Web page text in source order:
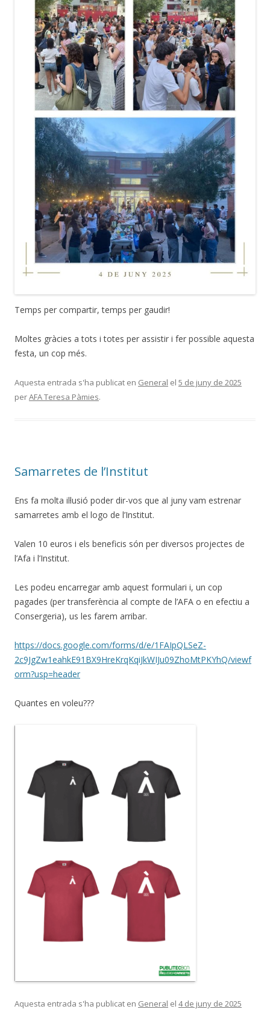
Temps per compartir, temps per gaudir!
Moltes gràcies a tots i totes per assistir i fer possible aquesta
festa, un cop més.
Aquesta entrada s'ha publicat en General el 5 de juny de 2025
perAFA Teresa Pàmies.
Samarretes de l’Institut
Ens fa molta il·lusió poder dir-vos que al juny vam estrenar
samarretes amb el logo de l’Institut.
Valen 10 euros i els beneficis són per diversos projectes de
l’Afa i l’Institut.
Les podeu encarregar amb aquest formulari i, un cop
pagades (per transferència al compte de l’AFA o en efectiu a
Consergeria), us les farem arribar.
https://docs.google.com/forms/d/e/1FAIpQLSeZ-
2c9JgZw1eahkE91BX9HreKrqKqiJkWIJu09ZhoMtPKYhQ/viewf
orm?usp=header
Quantes en voleu???
Aquesta entrada s'ha publicat en General el 4 de juny de 2025